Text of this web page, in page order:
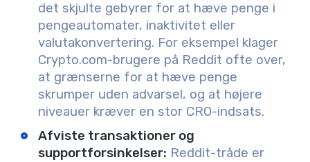
det skjulte gebyrer for at hæve penge i
pengeautomater, inaktivitet eller
valutakonvertering. For eksempel klager
Crypto.com-brugere på Reddit ofte over,
at grænserne for at hæve penge
skrumper uden advarsel, og at højere
niveauer kræver en stor CRO-indsats.
Afviste transaktioner og
supportforsinkelser: Reddit-tråde er